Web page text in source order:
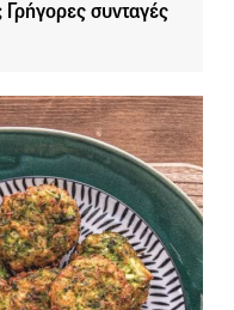
Γρήγορες συνταγές